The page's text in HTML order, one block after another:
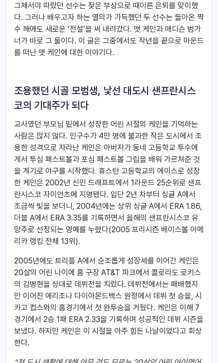
그제서야 따랐던 선수는 잦은 부상으로 때이른 은퇴를 맞이했
다. 그러나 배우고자 하는 열의가 가득했던 두 선수는 돌아온 짝
수 해에도 새로운 ‘전설’을 써 내려갔다. 맷 케인과 매디슨 범가
너가 바로 그 둘이다. 이 글은 그중에서도 작년을 끝으로 마운드
를 떠난 맷 케인에 대한 이야기다.
조용했던 시골 모범생, 낯선 대도시 샌프란시스
코의 기대주가 되다
교사였던 부모님 밑에서 성장한 어린 시절의 케인을 기억하는
사람은 많지 않다. 인구수가 4만 명에 불과한 작은 도시에서 조
용한 성격으로 자라난 케인은 아버지가 동네 고등학교 투수에
게서 투심 패스트볼과 포심 패스트볼 그립을 배워 가르쳐준 것
을 계기로 야구를 시작했다. 휴스턴 고등학교의 에이스로 성장
한 케인은 2002년 신인 드래프트에서 1라운드 25순위로 샌프
란시스코 자이언츠에 지명됐다. 입단 2년 차부터 싱글 A에서
조금씩 빛을 보더니, 2004년에는 상위 싱글 A에서 ERA 1.86,
더블 A에서 ERA 3.35를 기록하면서 올해의 샌프란시스코 유
망주로 선정되는 영예를 누렸다(2005 프리시즌 베이스볼 아메
리카 랭킹 전체 13위).
2005년에도 트리플 A에서 순조롭게 성장세를 이어간 케인은
20살의 어린 나이에 홈 구장 AT&T 파크에서 콜로라도 로키스
의 김병현을 상대로 데뷔전을 치렀다. 데뷔전에서는 패배했지
만 이어진 애리조나 다이아몬드백스 원정에서 데뷔 첫 승을, 시
카고 컵스와의 홈경기에서 첫 완투승을 거뒀다. 케인은 이해 7
경기에서 2승 1패 ERA 2.33을 기록하며 성공적인 데뷔 시즌을
보냈다. 하지만 케인은 이 시절을 아주 힘든 나날이었다고 회상
한다.